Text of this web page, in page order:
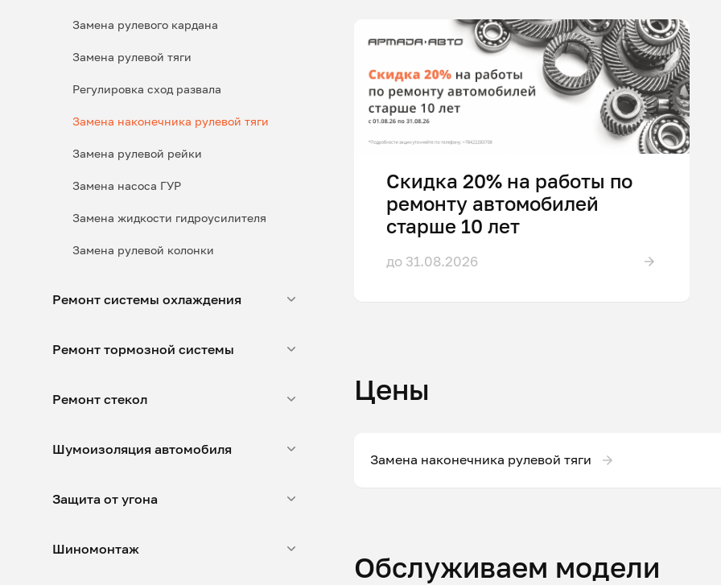
Замена рулевого кардана
Замена рулевой тяги
Регулировка сход развала
Замена наконечника рулевой тяги
Замена рулевой рейки
Замена насоса ГУР
Замена жидкости гидроусилителя
Замена рулевой колонки
Ремонт системы охлаждения
Ремонт тормозной системы
Ремонт стекол
Шумоизоляция автомобиля
Защита от угона
Шиномонтаж
Скидка 20% на работы по
ремонту автомобилей
старше 10 лет
до 31.08.2026
Цены
Замена наконечника рулевой тяги
Обслуживаем модели